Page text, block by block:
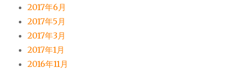
2017年6月
2017年5月
2017年3月
2017年1月
2016年11月